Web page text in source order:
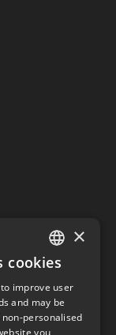
ENGLISH
SWEDISH
NORWEGIAN
×
cookies
improve user
and may be
personalised
you